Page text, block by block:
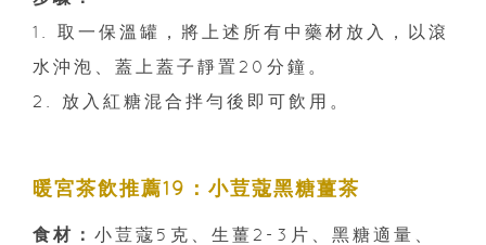
1. 取一保溫罐，將上述所有中藥材放入，以滾
水沖泡、蓋上蓋子靜置20分鐘。
2. 放入紅糖混合拌勻後即可飲用。
暖宮茶飲推薦19：小荳蔻黑糖薑茶
食材： 小荳蔻5克、生薑2-3片、黑糖適量、